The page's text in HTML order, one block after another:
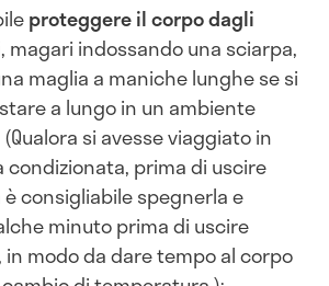
proteggere il corpo dagli
, magari indossando una sciarpa,
maglia a maniche lunghe se si
a lungo in un ambiente
si avesse viaggiato in
condizionata, prima di uscire
consigliabile spegnerla e
minuto prima di uscire
modo da dare tempo al corpo